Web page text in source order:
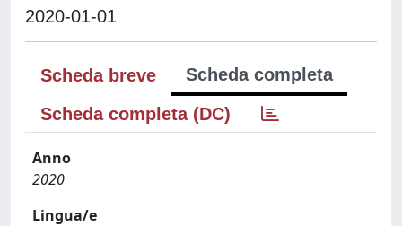
2020-01-01
Scheda breve
Scheda completa
Scheda completa (DC)
Anno
2020
Lingua/e